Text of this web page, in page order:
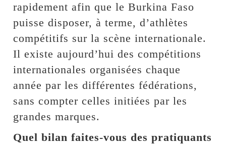
rapidement afin que le Burkina Faso
puisse disposer, à terme, d’athlètes
compétitifs sur la scène internationale.
Il existe aujourd’hui des compétitions
internationales organisées chaque
année par les différentes fédérations,
sans compter celles initiées par les
grandes marques.
Quel bilan faites-vous des pratiquants